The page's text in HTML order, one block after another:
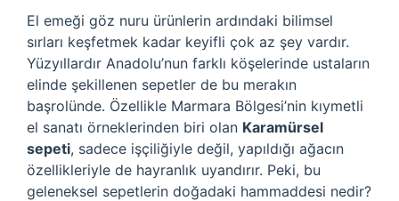
El emeği göz nuru ürünlerin ardındaki bilimsel
sırları keşfetmek kadar keyifli çok az şey vardır.
Yüzyıllardır Anadolu’nun farklı köşelerinde ustaların
elinde şekillenen sepetler de bu merakın
başrolünde. Özellikle Marmara Bölgesi’nin kıymetli
el sanatı örneklerinden biri olan Karamürsel
sepeti, sadece işçiliğiyle değil, yapıldığı ağacın
özellikleriyle de hayranlık uyandırır. Peki, bu
geleneksel sepetlerin doğadaki hammaddesi nedir?